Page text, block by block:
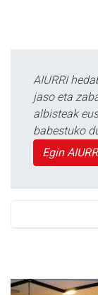
AIURRI
jaso eta
albisteak
babestuko
Egin